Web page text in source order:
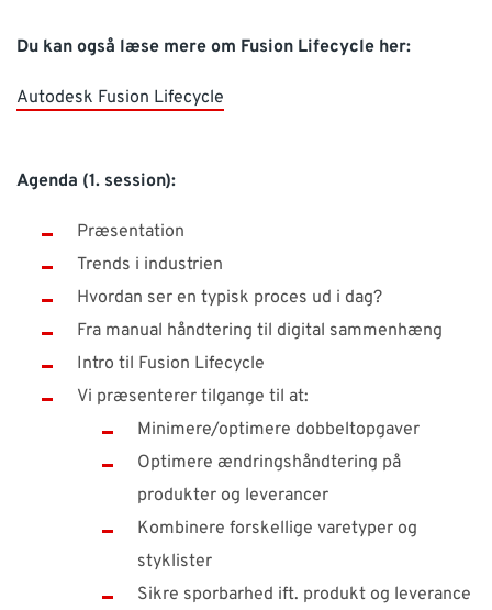
Du kan også læse mere om Fusion Lifecycle her:
Autodesk Fusion Lifecycle
Agenda (1. session):
Præsentation
Trends i industrien
Hvordan ser en typisk proces ud i dag?
Fra manual håndtering til digital sammenhæng
Intro til Fusion Lifecycle
Vi præsenterer tilgange til at:
Minimere/optimere dobbeltopgaver
Optimere ændringshåndtering på
produkter og leverancer
Kombinere forskellige varetyper og
styklister
Sikre sporbarhed ift. produkt og leverance